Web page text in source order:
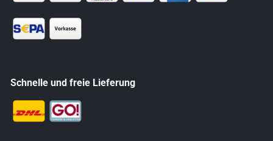
Schnelle und freie Lieferung